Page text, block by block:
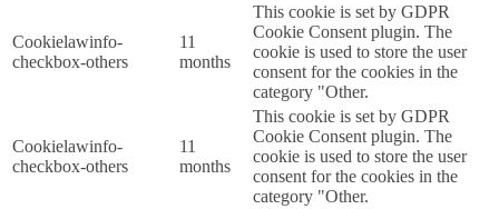
cookielawinfo-
checkbox-others
11
months
This cookie is set by GDPR
Cookie Consent plugin. The
cookie is used to store the user
consent for the cookies in the
category "Other.
cookielawinfo-
checkbox-others
11
months
This cookie is set by GDPR
Cookie Consent plugin. The
cookie is used to store the user
consent for the cookies in the
category "Other.